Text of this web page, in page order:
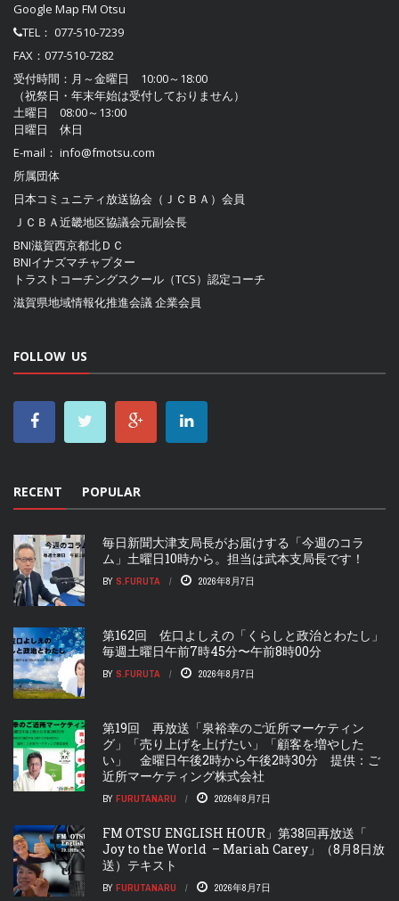
Google Map FM Otsu
TEL： 077-510-7239
FAX：077-510-7282
受付時間：月～金曜日 10:00～18:00
（祝祭日・年末年始は受付しておりません）
土曜日 08:00～13:00
日曜日 休日
E-mail： info@fmotsu.com
所属団体
日本コミュニティ放送協会（ＪＣＢＡ） 会員
ＪＣＢＡ近畿地区協議会元副会長
BNI滋賀西京都北ＤＣ
BNIイナズマチャプター
トラストコーチングスクール（TCS）認定コーチ
滋賀県地域情報化推進会議企業会員
FOLLOW US
RECENT POPULAR
毎日新聞大津支局長がお届けする「今週のコラ
ム」土曜日10時から。担当は武本支局長です！
BY S.FURUTA 2026年8月7日
第162回 佐口よしえの「くらしと政治とわたし」
毎週土曜日午前7時45分〜午前8時00分
BY S.FURUTA 2026年8月7日
第19回 再放送「泉裕幸のご近所マーケティン
グ」「売り上げを上げたい」「顧客を増やした
い」 金曜日午後2時から午後2時30分 提供：ご
近所マーケティング株式会社
BY FURUTANARU 2026年8月7日
FM OTSU ENGLISH HOUR」第38回再放送「
Joy to the World – Mariah Carey」（8月8日放
送）テキスト
BY FURUTANARU 2026年8月7日